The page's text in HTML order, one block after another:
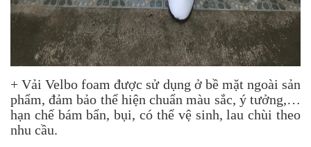
+ Vải Velbo foam được sử dụng ở bề mặt ngoài sản
phẩm, đảm bảo thể hiện chuẩn màu sắc, ý tưởng,…
hạn chế bám bẩn, bụi, có thể vệ sinh, lau chùi theo
nhu cầu.